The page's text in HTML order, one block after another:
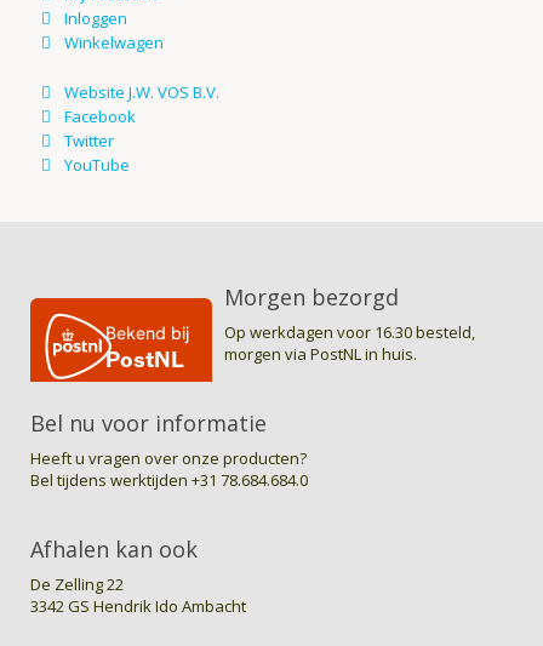
Morgen bezorgd
Op werkdagen voor 16.30 besteld,
morgen via PostNL in huis.
Bel nu voor informatie
Heeft u vragen over onze producten?
Bel tijdens werktijden +31 78.684.684.0
Afhalen kan ook
De Zelling 22
3342 GS Hendrik Ido Ambacht